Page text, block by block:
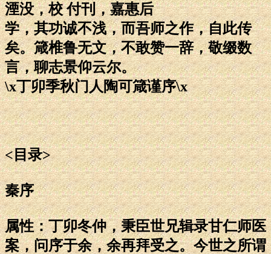
湮没，校 付刊，嘉惠后
学，其功诚不浅，而吾师之作，自此传
矣。箴椎鲁无文，不敢赞一辞，敬缀数
言，聊志景仰云尔。
\x丁卯季秋门人陶可箴谨序\x
<目录>
秦序
属性：丁卯冬仲，秉臣世兄辑录甘仁师医
案，问序于余，余再拜受之。今世之所谓